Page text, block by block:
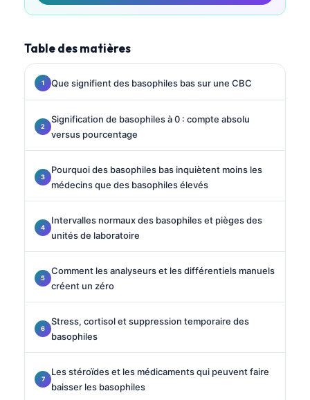
Table des matières
Que signifient des basophiles bas sur une CBC
Signification de basophiles à 0 : compte absolu
versus pourcentage
Pourquoi des basophiles bas inquiètent moins les
médecins que des basophiles élevés
Intervalles normaux des basophiles et pièges des
unités de laboratoire
Comment les analyseurs et les différentiels manuels
créent un zéro
Stress, cortisol et suppression temporaire des
basophiles
Les stéroïdes et les médicaments qui peuvent faire
baisser les basophiles